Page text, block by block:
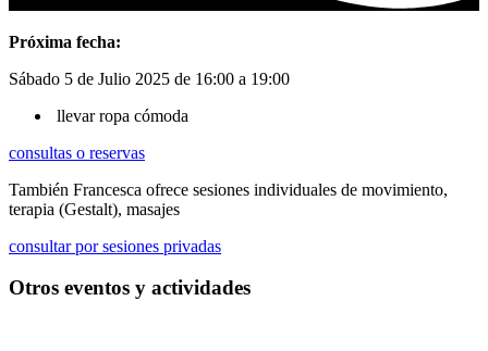
Próxima fecha:
Sábado 5 de Julio 2025 de 16:00 a 19:00
llevar ropa cómoda
consultas o reservas
También Francesca ofrece sesiones individuales de movimiento,
terapia (Gestalt), masajes
consultar por sesiones privadas
Otros eventos y actividades